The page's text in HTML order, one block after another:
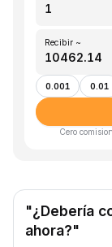
Recibir ~
0.001 0.01
Cero
"¿Debería
ahora?"